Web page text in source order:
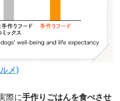
メ)
際に手作りごはんを食べさせ